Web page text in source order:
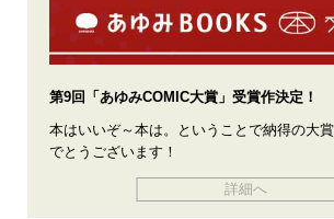
第9回「あゆみCOMIC大賞」受賞作決定！
本はいいぞ～本は。ということで納得の大
でとうございます！
詳細へ